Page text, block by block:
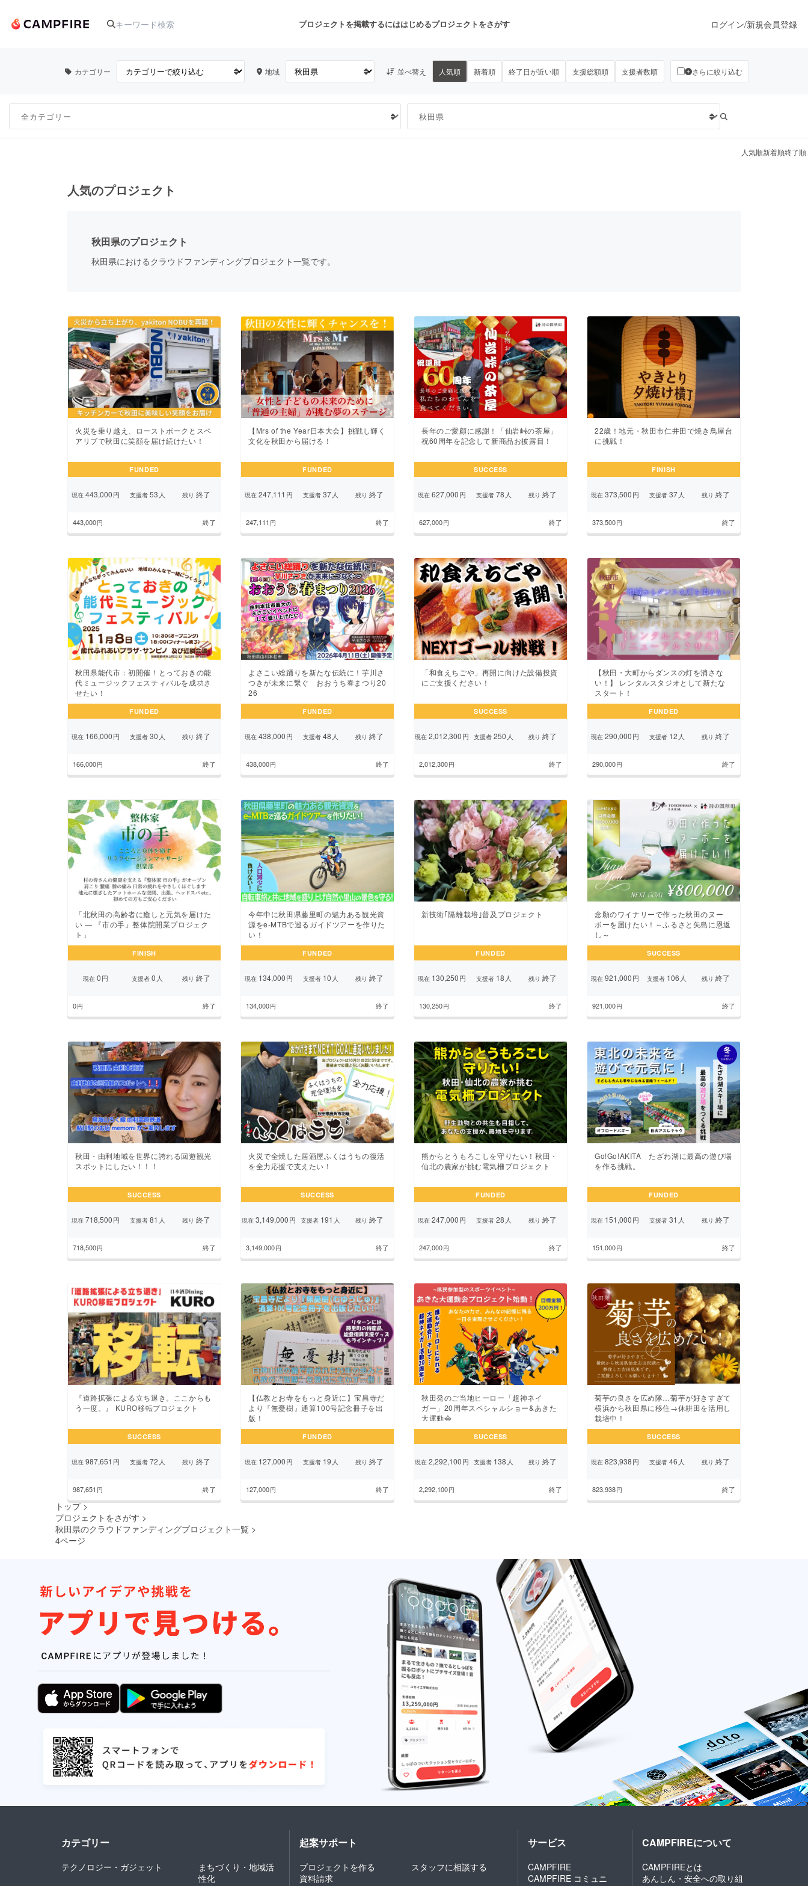
プロジェクトを掲載するにははじめるプロジェクトをさがす
人気のプロジェクト注目のリターン注目の新着プロジェクト募集終了が近いプロジェクトもうすぐ公開されます
ビジネス・起業
CAMPFIRE for Social GoodCAMPFIRE Creation
CAMPFIREふるさと納税
machi-yaコミュニティ
ログイン/新規会員登録
カテゴリー 地域 並べ替え 人気順 新着順 終了日が近い順 支援総額順 支援者数順 さらに絞り込む
人気順新着順終了順
人気のプロジェクト
秋田県のプロジェクト
秋田県におけるクラウドファンディングプロジェクト一覧です。
火災を乗り越え、ローストポークとスペ
アリブで秋田に笑顔を届け続けたい！
FUNDED
現在443,000円 支援者53 人 残り 終了
443,000円 終了
【Mrs of the Year日本大会】挑戦し輝く
文化を秋田から届ける！
FUNDED
現在247,111 円 支援者37 人 残り 終了
247,111 円 終了
長年のご愛顧に感謝！「仙岩峠の茶屋」
祝60周年を記念して新商品お披露目！
SUCCESS
現在627,000円 支援者78 人 残り 終了
627,000円 終了
22歳！地元・秋田市仁井田で焼き鳥屋台
に挑戦！
FINISH
現在373,500円 支援者37 人 残り 終了
373,500円 終了
秋田県能代市：初開催！とっておきの能
代ミュージックフェスティバルを成功さ
せたい！
FUNDED
現在166,000円 支援者30 人 残り 終了
166,000円 終了
よさこい総踊りを新たな伝統に！芋川さ
つきが未来に繋ぐ おおうち春まつり20
26
FUNDED
現在438,000円 支援者48 人 残り 終了
438,000円 終了
「和食えちごや」再開に向けた設備投資
にご支援ください！
SUCCESS
現在2,012,300円 支援者 250 人 残り 終了
2,012,300円 終了
【秋田・大町からダンスの灯を消さな
い！】 レンタルスタジオとして新たな
スタート！
FUNDED
現在290,000円 支援者12 人 残り 終了
290,000円 終了
「北秋田の高齢者に癒しと元気を届けた
い — 『市の手』整体院開業プロジェク
ト」
FINISH
現在0円 支援者 0 人 残り 終了
0円 終了
今年中に秋田県藤里町の魅力ある観光資
源をe-MTBで巡るガイドツアーを作りた
い！
FUNDED
現在134,000円 支援者10 人 残り 終了
134,000円 終了
新技術｢隔離栽培｣普及プロジェクト
FUNDED
現在130,250円 支援者18 人 残り 終了
130,250円 終了
念願のワイナリーで作った秋田のヌー
ボーを届けたい！～ふるさと矢島に恩返
し～
SUCCESS
現在921,000円 支援者 106 人 残り 終了
921,000円 終了
秋田・由利地域を世界に誇れる回遊観光
スポットにしたい！！！
SUCCESS
現在718,500円 支援者81 人 残り 終了
718,500円 終了
火災で全焼した居酒屋ふくはうちの復活
を全力応援で支えたい！
SUCCESS
現在3,149,000円 支援者 191 人 残り 終了
3,149,000円 終了
熊からとうもろこしを守りたい！秋田・
仙北の農家が挑む電気柵プロジェクト
FUNDED
現在247,000円 支援者28 人 残り 終了
247,000円 終了
Go!Go!AKITA たざわ湖に最高の遊び場
を作る挑戦。
FUNDED
現在151,000円 支援者31 人 残り 終了
151,000円 終了
『道路拡張による立ち退き。ここからも
う一度。』 KURO移転プロジェクト
SUCCESS
現在987,651 円 支援者72 人 残り 終了
987,651 円 終了
【仏教とお寺をもっと身近に】宝昌寺だ
より『無憂樹』通算100号記念冊子を出
版！
FUNDED
現在127,000円 支援者19 人 残り 終了
127,000円 終了
秋田発のご当地ヒーロー「超神ネイ
ガー」20周年スペシャルショー&あきた
大運動会
SUCCESS
現在2,292,100円 支援者 138 人 残り 終了
2,292,100円 終了
菊芋の良さを広め隊…菊芋が好きすぎて
横浜から秋田県に移住→休耕田を活用し
栽培中！
SUCCESS
現在823,938円 支援者46 人 残り 終了
823,938円 終了
トップ >
プロジェクトをさがす >
秋田県のクラウドファンディングプロジェクト一覧 >
4ページ
... 次のページ
カテゴリー
テクノロジー・ガジェット
まちづくり・地域活
性化
起案サポート
プロジェクトを作る
スタッフに相談する
資料請求
サービス
CAMPFIRE
CAMPFIRE コミュニ
CAMPFIREについて
CAMPFIREとは
あんしん・安全への取り組